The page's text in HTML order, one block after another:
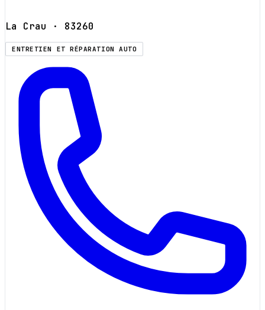
La Crau · 83260
ENTRETIEN ET RÉPARATION AUTO